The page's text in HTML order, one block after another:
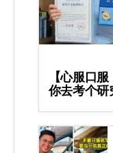
【心服口
你去考个研